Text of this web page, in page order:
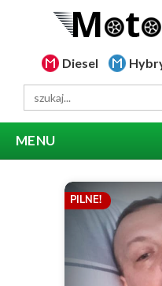
Diesel
MENU